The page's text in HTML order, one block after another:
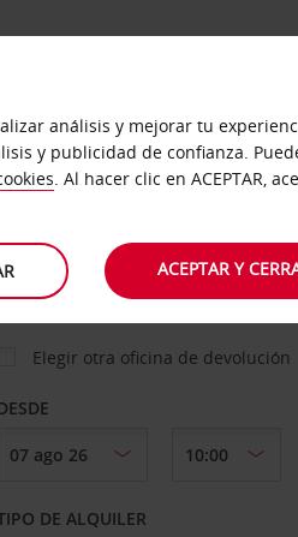
EN
Elegir otra oficina de devolución
DE ALQUILER
análisis y mejorar tu
y publicidad de confianza.
. Al hacer clic en ACEPTAR,
ACEPTAR Y